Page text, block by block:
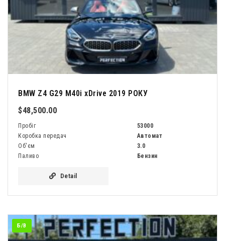
BMW Z4 G29 M40i xDrive 2019 РОКУ
$48,500.00
Пробіг
53000
Коробка передач
Автомат
Об'єм
3.0
Паливо
Бензин
Detail
Б/В